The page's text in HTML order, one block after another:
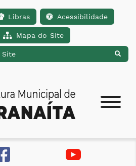
Ir para o menu [alt+2] Ir para a busca
Libras Acessibilidade
Mapa do Site